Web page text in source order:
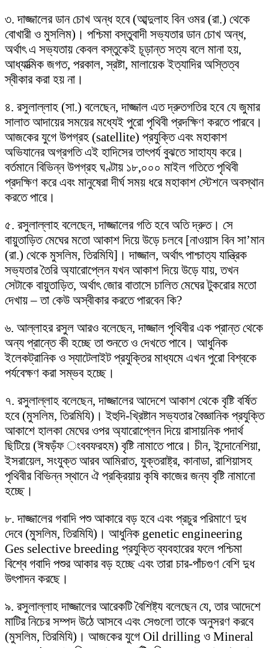
৩. দাজ্জালের ডান চোখ অন্ধ হবে (আব্দুলাহ বিন ওমর (রা.) থেকে
বোখারী ও মুসলিম)। পশ্চিমা বস্তুবাদী সভ্যতার ডান চোখ অন্ধ,
অর্থাৎ এ সভ্যতায় কেবল বস্তুকেই চূড়ান্ত সত্য বলে মানা হয়,
আধ্যাত্মিক জগত, পরকাল, স্রষ্টা, মালায়েক ইত্যাদির অস্তিত্ব
স্বীকার করা হয় না।
৪. রসুলাল্লাহ (সা.) বলেছেন, দাজ্জাল এত দ্রুতগতির হবে যে জুমার
সালাত আদায়ের সময়ের মধ্যেই পুরো পৃথিবী প্রদক্ষিণ করতে পারবে।
আজকের যুগে উপগ্রহ (satellite) প্রযুক্তি এবং মহাকাশ
অভিযানের অগ্রগতি এই হাদিসের তাৎপর্য বুঝতে সাহায্য করে।
বর্তমানে বিভিন্ন উপগ্রহ ঘণ্টায় ১৮,০০০ মাইল গতিতে পৃথিবী
প্রদক্ষিণ করে এবং মানুষেরা দীর্ঘ সময় ধরে মহাকাশ স্টেশনে অবস্থান
করতে পারে।
৫. রসুলাল্লাহ বলেছেন, দাজ্জালের গতি হবে অতি দ্রুত। সে
বায়ুতাড়িত মেঘের মতো আকাশ দিয়ে উড়ে চলবে [নাওয়াস বিন সা’মান
(রা.) থেকে মুসলিম, তিরমিযি]। দাজ্জাল, অর্থাৎ পাশ্চাত্য যান্ত্রিক
সভ্যতার তৈরি অ্যারোপ্লেন যখন আকাশ দিয়ে উড়ে যায়, তখন
সেটাকে বায়ুতাড়িত, অর্থাৎ জোর বাতাসে চালিত মেঘের টুকরোর মতো
দেখায় – তা কেউ অস্বীকার করতে পারবেন কি?
৬. আল্লাহর রসুল আরও বলেছেন, দাজ্জাল পৃথিবীর এক প্রান্ত থেকে
অন্য প্রান্তে কী হচ্ছে তা শুনতে ও দেখতে পাবে। আধুনিক
ইলেকট্রানিক ও স্যাটেলাইট প্রযুক্তির মাধ্যমে এখন পুরো বিশ্বকে
পর্যবেক্ষণ করা সম্ভব হচ্ছে।
৭. রসুলাল্লাহ বলেছেন, দাজ্জালের আদেশে আকাশ থেকে বৃষ্টি বর্ষিত
হবে (মুসলিম, তিরমিযি)। ইহুদি-খ্রিষ্টান সভ্যতার বৈজ্ঞানিক প্রযুক্তি
আকাশে হালকা মেঘের ওপর অ্যারোপ্লেন দিয়ে রাসায়নিক পদার্থ
ছিটিয়ে (ঈষড়ঁফ ংববফরহম) বৃষ্টি নামাতে পারে। চীন, ইন্দোনেশিয়া,
ইসরায়েল, সংযুক্ত আরব আমিরাত, যুক্তরাষ্ট্র, কানাডা, রাশিয়াসহ
পৃথিবীর বিভিন্ন স্থানে ঐ প্রক্রিয়ায় কৃষি কাজের জন্য বৃষ্টি নামানো
হচ্ছে।
৮. দাজ্জালের গবাদি পশু আকারে বড় হবে এবং প্রচুর পরিমাণে দুধ
দেবে (মুসলিম, তিরমিযি)। আধুনিক genetic engineering
Ges selective breeding প্রযুক্তি ব্যবহারের ফলে পশ্চিমা
বিশ্বে গবাদি পশুর আকার বড় হচ্ছে এবং তারা চার-পাঁচগুণ বেশি দুধ
উৎপাদন করছে।
৯. রসুলাল্লাহ দাজ্জালের আরেকটি বৈশিষ্ট্য বলেছেন যে, তার আদেশে
মাটির নিচের সম্পদ উঠে আসবে এবং সেগুলো তাকে অনুসরণ করবে
(মুসলিম, তিরমিযি)। আজকের যুগে Oil drilling ও Mineral